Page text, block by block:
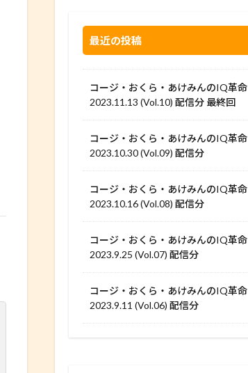
最近の投稿
コージ・おくら・あけみんのIQ革命
2023.11.13 (Vol.10) 配信分 最終回
コージ・おくら・あけみんのIQ革命
2023.10.30 (Vol.09) 配信分
コージ・おくら・あけみんのIQ革命
2023.10.16 (Vol.08) 配信分
コージ・おくら・あけみんのIQ革命
2023.9.25 (Vol.07) 配信分
コージ・おくら・あけみんのIQ革命
2023.9.11 (Vol.06) 配信分